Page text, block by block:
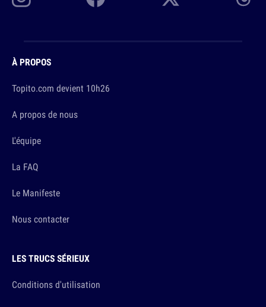
À PROPOS
Topito.com devient 10h26
A propos de nous
L'équipe
La FAQ
Le Manifeste
Nous contacter
LES TRUCS SÉRIEUX
Conditions d'utilisation